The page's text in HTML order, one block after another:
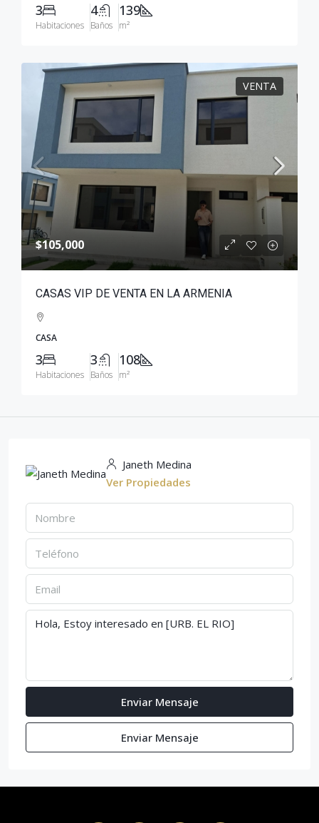
3
Habitaciones
4
Baños
139
m²
VENTA
$105,000
CASAS VIP DE VENTA EN LA ARMENIA
CASA
3
Habitaciones
3
Baños
108
m²
Janeth Medina
Ver Propiedades
Enviar Mensaje
Enviar Mensaje